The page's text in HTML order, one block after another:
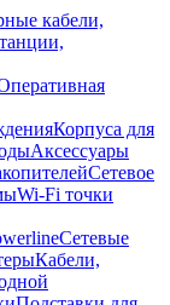
кабели,
Корпуса для
Аксессуары
Сетевое
Wi-Fi точки
Сетевые
Кабели,